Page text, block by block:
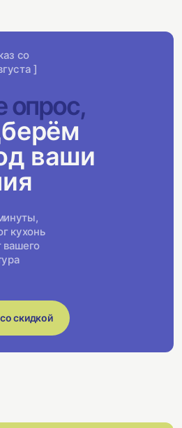
со
]
опрос,
ваши
кухонь
вашего
скидкой